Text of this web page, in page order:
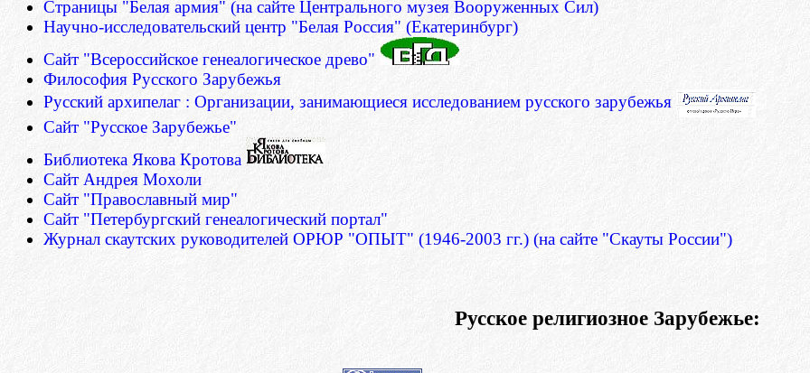
Страницы "Белая армия" (на сайте Центрального музея Вооруженных Сил)
Научно-исследовательский центр "Белая Россия" (Екатеринбург)
Сайт "Всероссийское генеалогическое древо"
Философия Русского Зарубежья
Русский архипелаг : Организации, занимающиеся исследованием русского зарубежья
Сайт "Русское Зарубежье"
Библиотека Якова Кротова
Сайт Андрея Мохоли
Сайт "Православный мир"
Сайт "Петербургский генеалогический портал"
Журнал скаутских руководителей ОРЮР "ОПЫТ" (1946-2003 гг.) (на сайте "Скауты России")
Русское религиозное Зарубежье: